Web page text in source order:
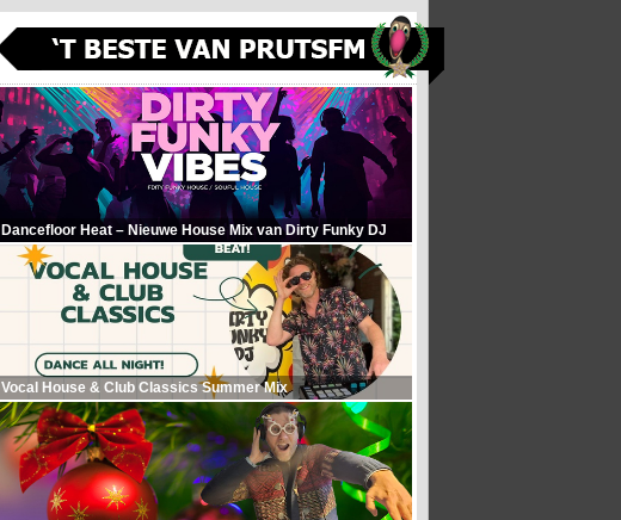
Dancefloor Heat – Nieuwe House Mix van Dirty Funky DJ
Vocal House & Club Classics Summer Mix